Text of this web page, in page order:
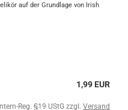
auf der Grundlage von Irish
1,99 EUR
Reg. §19 UStG zzgl. Versand